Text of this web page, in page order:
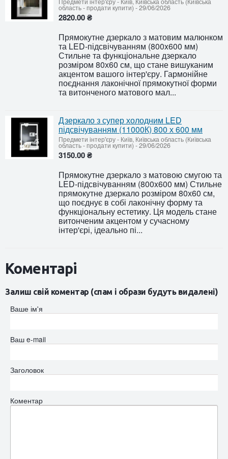
область - продати купити)-29/06/2026
2820.00 ₴
Прямокутне дзеркало з матовим малюнком
та LED-підсвічуванням (800x600 мм)
Стильне та функціональне дзеркало
розміром 80х60 см, що стане вишуканим
акцентом вашого інтер'єру. Гармонійне
поєднання лаконічної прямокутної форми
та витонченого матового мал...
Дзеркало з супер холодним LED
підсвічуванням (11000К) 800 х 600 мм
Предмети інтер'єру- Київ, Київська область (Київська
область - продати купити)-29/06/2026
3150.00 ₴
Прямокутне дзеркало з матовою смугою та
LED-підсвічуванням (800x600 мм) Стильне
прямокутне дзеркало розміром 80х60 см,
що поєднує в собі лаконічну форму та
функціональну естетику. Ця модель стане
витонченим акцентом у сучасному
інтер'єрі, ідеально пі...
Коментарі
Залиш свій коментар (спам і образи будуть видалені)
Ваше ім'я
Ваш e-mail
Заголовок
Коментар